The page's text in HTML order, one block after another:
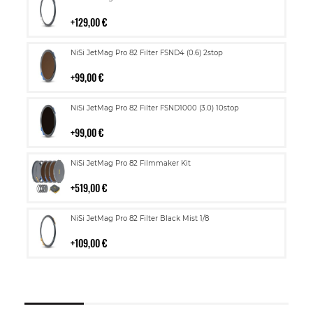
129,00 €
NiSi JetMag Pro 82 Filter FSND4 (0.6) 2stop
99,00 €
Lisää
NiSi JetMag Pro 82 Filter FSND1000 (3.0) 10stop
99,00 €
Lisää
NiSi JetMag Pro 82 Filmmaker Kit
519,00 €
Lisää
NiSi JetMag Pro 82 Filter Black Mist 1/8
109,00 €
Lisää